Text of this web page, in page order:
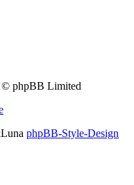
phpBB Limited
phpBB-Style-Design